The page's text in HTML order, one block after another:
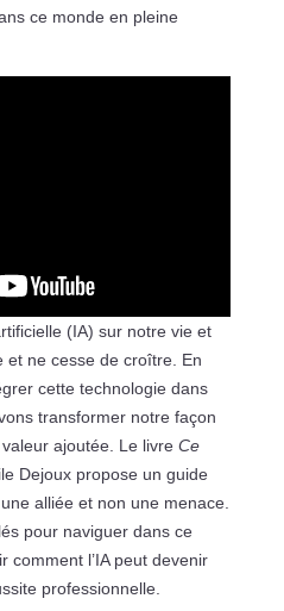
ce monde en pleine
(IA) sur notre vie et
et ne cesse de croître. En
cette technologie dans
transformer notre façon
ajoutée. Le livre Ce
Dejoux propose un guide
alliée et non une menace.
pour naviguer dans ce
comment l’IA peut devenir
professionnelle.